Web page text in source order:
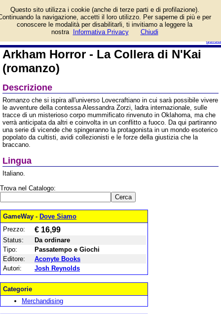
guida
Horror - La Collera di N'Kai
(romanzo) e prezzo di
vendita. Prodotto da Aconyte Books
Arkham Horror - La Collera di N'Kai
(romanzo)
Descrizione
Romanzo che si ispira all'universo Lovecraftiano in cui sarà possibile vivere
le avventure della contessa Alessandra Zorzi, ladra internazionale, sulle
tracce di un misterioso corpo mummificato rinvenuto in Oklahoma, ma che
verrà anticipata da altri e coinvolta in un conflitto a fuoco. Da qui partiranno
una serie di vicende che spingeranno la protagonista in un mondo esoterico
popolato da cultisti, avidi collezionisti e le forze della giustizia che la
braccano.
Lingua
Italiano.
Trova nel Catalogo:
GameWay - Dove Siamo
Prezzo:
€ 16,99
Status:
Da ordinare
Tipo:
Passatempo e Giochi
Editore:
Aconyte Books
Autori:
Josh Reynolds
Categorie
Merchandising
Questo sito utilizza i cookie (anche di terze parti e di profilazione).
la navigazione, accetti il loro utilizzo. Per saperne di più e per
conoscere le modalità per disabilitarli, ti invitiamo a leggere la
nostra
Informativa Privacy Chiudi